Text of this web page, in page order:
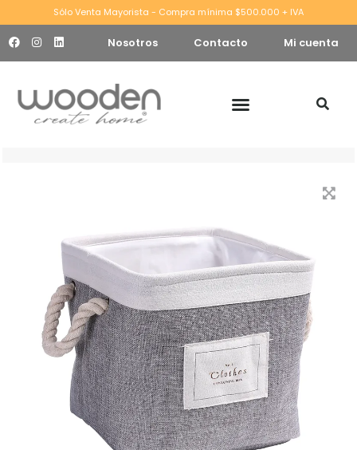
Sólo Venta Mayorista - Compra mínima $500.000 + IVA
Nosotros Contacto Mi cuenta